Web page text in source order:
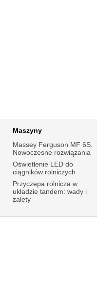
Maszyny
Massey Ferguson MF 6S.
Nowoczesne rozwiązania
Oświetlenie LED do
ciągników rolniczych
Przyczepa rolnicza w
układzie tandem: wady i
zalety